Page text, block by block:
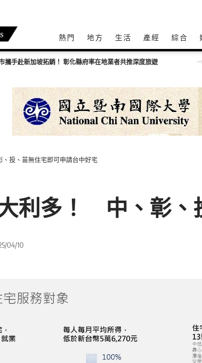
熱門 地方 生活 產經 綜合
攜手赴新加坡拓銷！ 彰化縣府率在地業者共推深度旅遊
投、苗無住宅即可申請台中好宅
利多！ 中、彰、
04/10